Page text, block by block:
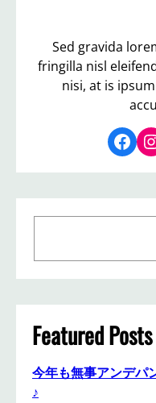
Sed gravida
fringilla nisl
nisi, at is
Facebook
a
r
c
h
Featured Posts
今年も無事アンデパ
♪